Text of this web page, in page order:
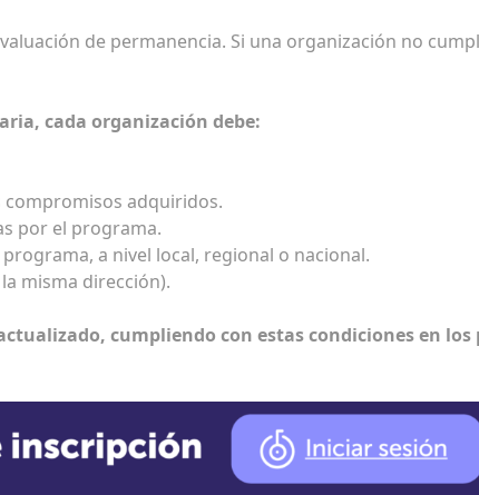
de permanencia. Si una organización no
cada organización debe:
compromisos adquiridos.
por el programa.
a nivel local, regional o nacional.
misma dirección).
cumpliendo con estas condiciones en los